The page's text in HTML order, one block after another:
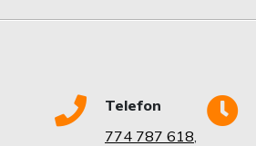
Telefon
774 787 618,